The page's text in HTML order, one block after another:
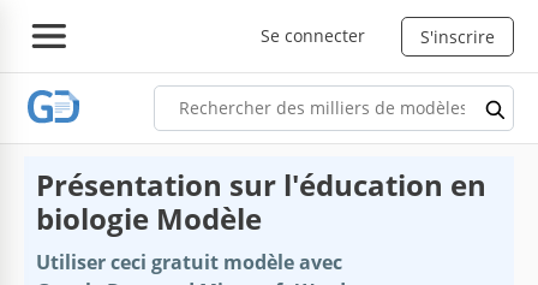
Se connecter S'inscrire
Présentation sur l'éducation en
biologie Modèle
Utiliser ceci gratuit modèle avec